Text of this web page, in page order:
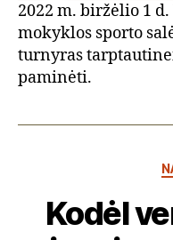
2022 m. biržėlio 1
mokyklos sporto
turnyras
paminėti.
Kodėl